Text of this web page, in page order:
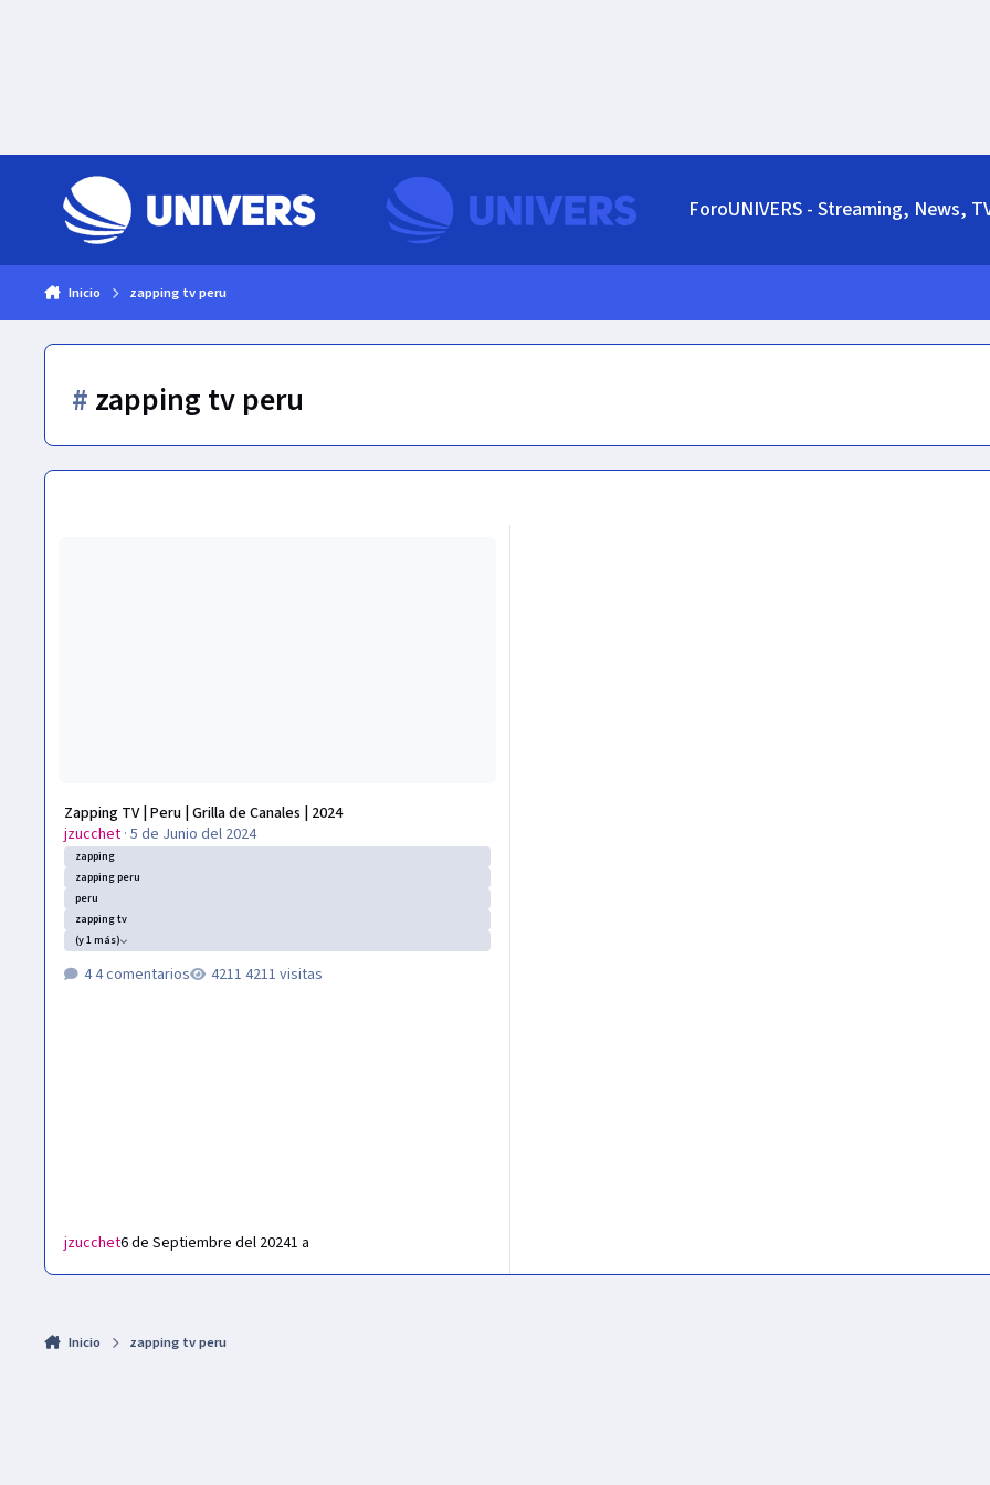
ForoUNIVERS - Streaming, News,
Inicio zapping tv peru
# zapping tv peru
Zapping TV | Peru | Grilla de Canales | 2024
jzucchet· 5 de Junio del 2024
zapping
zapping peru
peru
zapping tv
(y 1 más)
4 comentarios 4211 visitas
jzucchet6 de Septiembre del 20241 a
Inicio zapping tv peru